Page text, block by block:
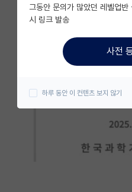
미국 유학 게시판
미국 대학원 합격 후기 게
대학원생 모집 게시판
연구실(PI) 홍보 게시판
임용 정보 게시판
그동안 문의가 많았던 레벨업
시 링크 발송
사전
하루 동안 이 컨텐츠 보지 않기